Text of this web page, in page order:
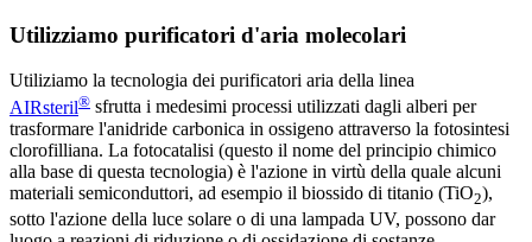
Utilizziamo purificatori d'aria molecolari
Utiliziamo la tecnologia dei purificatori aria della linea
AIRsteril® sfrutta i medesimi processi utilizzati dagli alberi per
trasformare l'anidride carbonica in ossigeno attraverso la fotosintesi
clorofilliana. La fotocatalisi (questo il nome del principio chimico
alla base di questa tecnologia) è l'azione in virtù della quale alcuni
materiali semiconduttori, ad esempio il biossido di titanio (TiO2),
sotto l'azione della luce solare o di una lampada UV, possono dar